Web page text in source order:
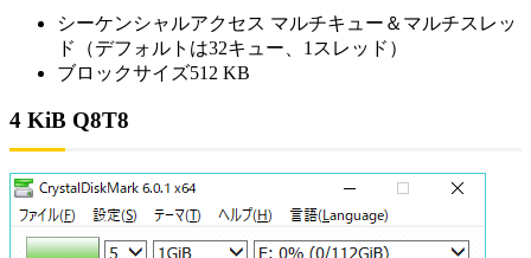
シーケンシャルアクセス マルチキュー＆マルチスレッ
ド（デフォルトは32キュー、1スレッド）
ブロックサイズ512 KB
4 KiB Q8T8